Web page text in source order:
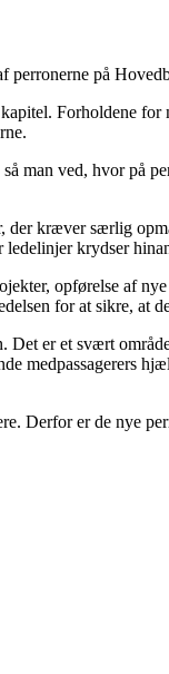
på
Forholdene
man ved, hvor på
kræver særlig
ledelinjer krydser
opførelse af
for at sikre, at
er et svært
medpassagerers
Derfor er de nye